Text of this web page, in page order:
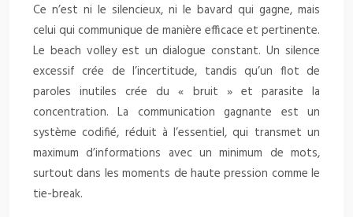
Ce n’est ni le silencieux, ni le bavard qui gagne, mais
celui qui communique de manière efficace et pertinente.
Le beach volley est un dialogue constant. Un silence
excessif crée de l’incertitude, tandis qu’un flot de
paroles inutiles crée du « bruit » et parasite la
concentration. La communication gagnante est un
système codifié, réduit à l’essentiel, qui transmet un
maximum d’informations avec un minimum de mots,
surtout dans les moments de haute pression comme le
tie-break.